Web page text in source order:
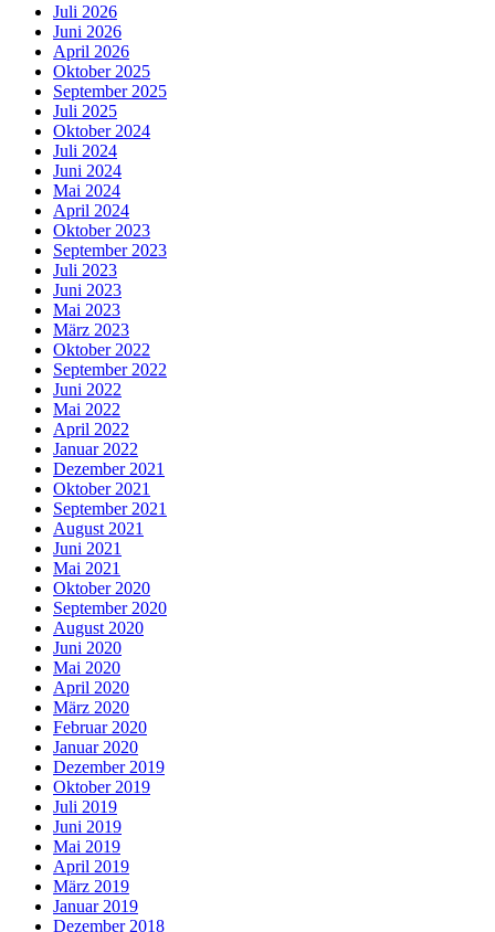
Juli 2026
Juni 2026
April 2026
Oktober 2025
September 2025
Juli 2025
Oktober 2024
Juli 2024
Juni 2024
Mai 2024
April 2024
Oktober 2023
September 2023
Juli 2023
Juni 2023
Mai 2023
März 2023
Oktober 2022
September 2022
Juni 2022
Mai 2022
April 2022
Januar 2022
Dezember 2021
Oktober 2021
September 2021
August 2021
Juni 2021
Mai 2021
Oktober 2020
September 2020
August 2020
Juni 2020
Mai 2020
April 2020
März 2020
Februar 2020
Januar 2020
Dezember 2019
Oktober 2019
Juli 2019
Juni 2019
Mai 2019
April 2019
März 2019
Januar 2019
Dezember 2018